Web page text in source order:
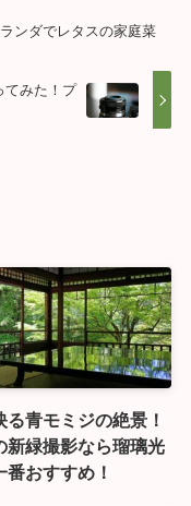
ンダでレタスの家庭菜
てみた！プ
る青モミジの絶景！
新緑撮影なら瑠璃光
番おすすめ！